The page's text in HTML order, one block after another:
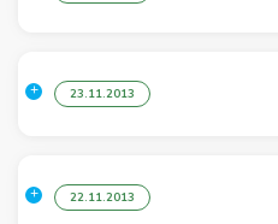
23.11.2013
22.11.2013